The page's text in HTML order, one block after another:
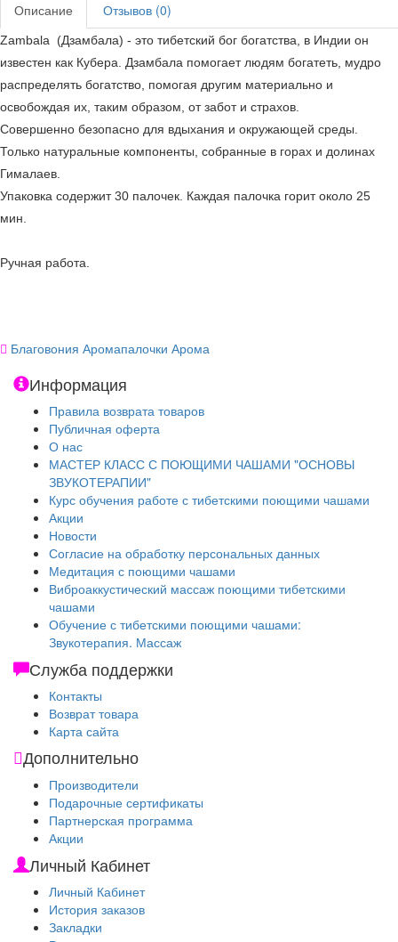
Описание Отзывов (0)
Zambala (Дзамбала) - это тибетский бог богатства, в Индии он
известен как Кубера. Дзамбала помогает людям богатеть, мудро
распределять богатство, помогая другим материально и
освобождая их, таким образом, от забот и страхов.
Совершенно безопасно для вдыхания и окружающей среды.
Только натуральные компоненты, собранные в горах и долинах
Гималаев.
Упаковка содержит 30 палочек. Каждая палочка горит около 25
мин.
Ручная работа.
Благовония Аромапалочки Арома
Информация
Правила возврата товаров
Публичная оферта
О нас
МАСТЕР КЛАСС С ПОЮЩИМИ ЧАШАМИ "ОСНОВЫ
ЗВУКОТЕРАПИИ"
Курс обучения работе с тибетскими поющими чашами
Акции
Новости
Согласие на обработку персональных данных
Медитация с поющими чашами
Виброаккустический массаж поющими тибетскими
чашами
Обучение с тибетскими поющими чашами:
Звукотерапия. Массаж
Служба поддержки
Контакты
Возврат товара
Карта сайта
Дополнительно
Производители
Подарочные сертификаты
Партнерская программа
Акции
Личный Кабинет
Личный Кабинет
История заказов
Закладки